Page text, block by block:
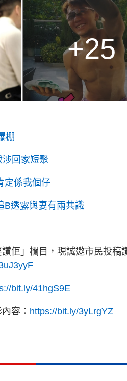
+25
棚
回家短聚
定係我個仔
B透露與妻有兩共識
佢」欄目，現誠邀市民投稿
bit.ly/41hgS9E
容： https://bit.ly/3yLrgYZ